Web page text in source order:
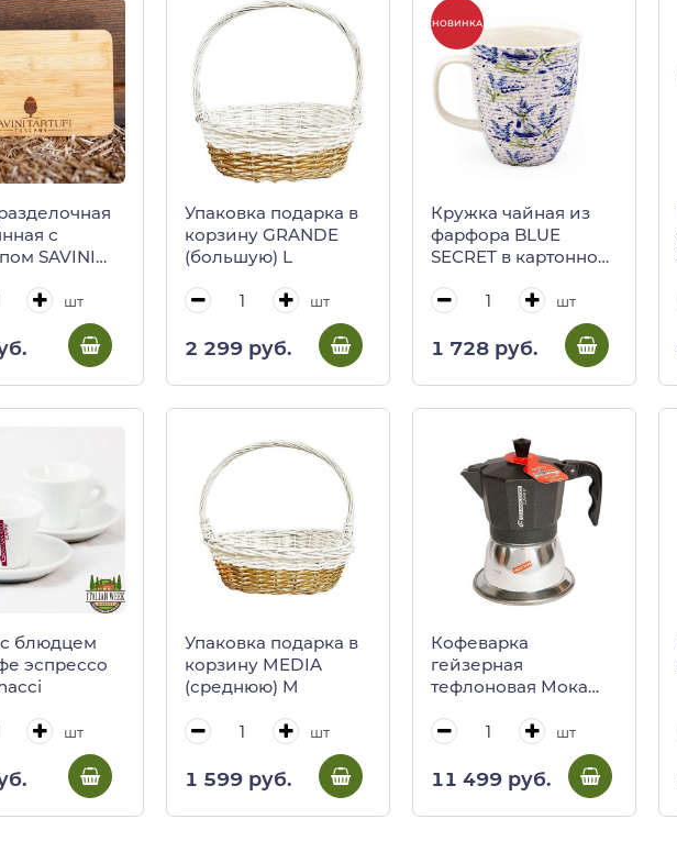
с
SAVINI
см
шт
Упаковка подарка в
корзину GRANDE
(большую) L
шт
2 299 руб.
НОВИНКА
Кружка чайная из
фарфора BLUE
SECRET в картонной
REGINADIFIORIшт
1 728 руб.
блюдцем
эспрессо
шт
Упаковка подарка в
корзину MEDIA
(среднюю) M
шт
1 599 руб.
Кофеварка
гейзерная
тефлоновая Мока
плит CAFFE'
шт
11 499 руб.